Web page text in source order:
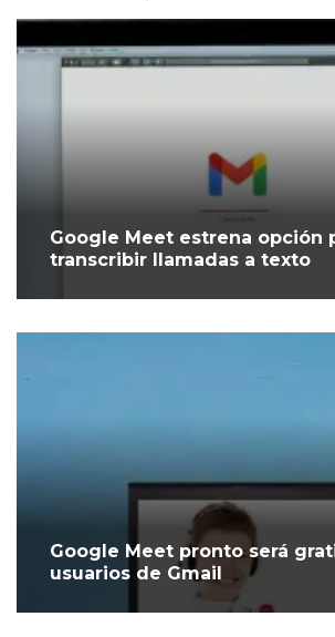
Google Meet estrena opción
transcribir llamadas a texto
Google Meet pronto será
usuarios de Gmail